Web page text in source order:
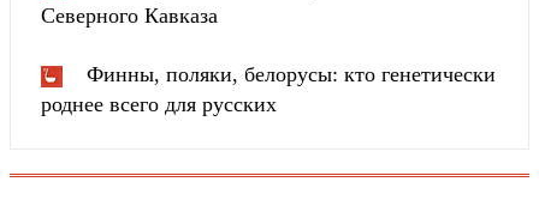
Северного Кавказа
Финны, поляки, белорусы: кто генетически
роднее всего для русских